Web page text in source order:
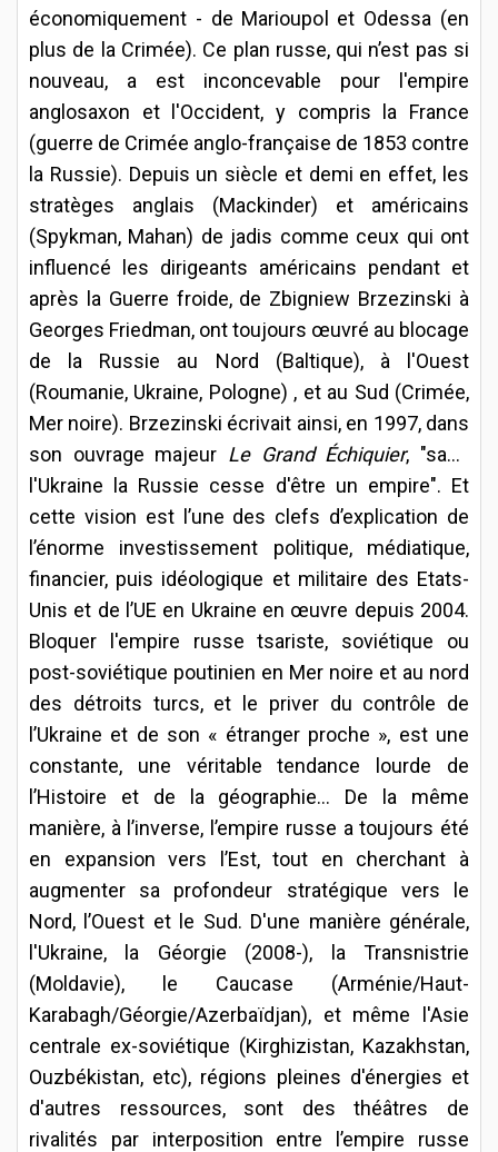
économiquement - de Marioupol et Odessa (en
plus de la Crimée). Ce plan russe, qui n’est pas si
nouveau, a est inconcevable pour l'empire
anglosaxon et l'Occident, y compris la France
(guerre de Crimée anglo-française de 1853 contre
la Russie). Depuis un siècle et demi en effet, les
stratèges anglais (Mackinder) et américains
(Spykman, Mahan) de jadis comme ceux qui ont
influencé les dirigeants américains pendant et
après la Guerre froide, de Zbigniew Brzezinski à
Georges Friedman, ont toujours œuvré au blocage
de la Russie au Nord (Baltique), à l'Ouest
(Roumanie, Ukraine, Pologne) , et au Sud (Crimée,
Mer noire). Brzezinski écrivait ainsi, en 1997, dans
son ouvrage majeur Le Grand Échiquier, "sans
l'Ukraine la Russie cesse d'être un empire". Et
cette vision est l’une des clefs d’explication de
l’énorme investissement politique, médiatique,
financier, puis idéologique et militaire des Etats-
Unis et de l’UE en Ukraine en œuvre depuis 2004.
Bloquer l'empire russe tsariste, soviétique ou
post-soviétique poutinien en Mer noire et au nord
des détroits turcs, et le priver du contrôle de
l’Ukraine et de son « étranger proche », est une
constante, une véritable tendance lourde de
l’Histoire et de la géographie… De la même
manière, à l’inverse, l’empire russe a toujours été
en expansion vers l’Est, tout en cherchant à
augmenter sa profondeur stratégique vers le
Nord, l’Ouest et le Sud. D'une manière générale,
l'Ukraine, la Géorgie (2008-), la Transnistrie
(Moldavie), le Caucase (Arménie/Haut-
Karabagh/Géorgie/Azerbaïdjan), et même l'Asie
centrale ex-soviétique (Kirghizistan, Kazakhstan,
Ouzbékistan, etc), régions pleines d'énergies et
d'autres ressources, sont des théâtres de
rivalités par interposition entre l’empire russe